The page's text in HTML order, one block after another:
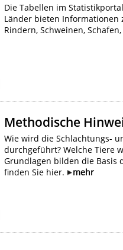
Die Tabellen im
Länder bieten Informationen
Rindern, Schweinen,
Methodische
Wie wird die Schlachtungs-
durchgeführt? Welche Tiere
Grundlagen bilden die Basis
finden Sie hier.
mehr